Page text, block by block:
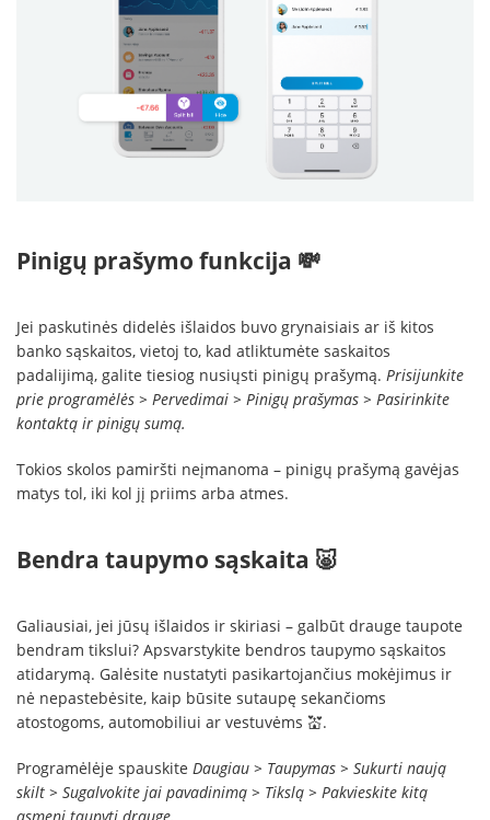
Pinigų prašymo funkcija 💸
Jei paskutinės didelės išlaidos buvo grynaisiais ar iš kitos
banko sąskaitos, vietoj to, kad atliktumėte saskaitos
padalijimą, galite tiesiog nusiųsti pinigų prašymą. Prisijunkite
prie programėlės > Pervedimai > Pinigų prašymas > Pasirinkite
kontaktą ir pinigų sumą.
Tokios skolos pamiršti neįmanoma – pinigų prašymą gavėjas
matys tol, iki kol jį priims arba atmes.
Bendra taupymo sąskaita 🐷
Galiausiai, jei jūsų išlaidos ir skiriasi – galbūt drauge taupote
bendram tikslui? Apsvarstykite bendros taupymo sąskaitos
atidarymą. Galėsite nustatyti pasikartojančius mokėjimus ir
nė nepastebėsite, kaip būsite sutaupę sekančioms
atostogoms, automobiliui ar vestuvėms 💒.
Programėlėje spauskite Daugiau > Taupymas > Sukurti naują
skilt > Sugalvokite jai pavadinimą > Tikslą > Pakvieskite kitą